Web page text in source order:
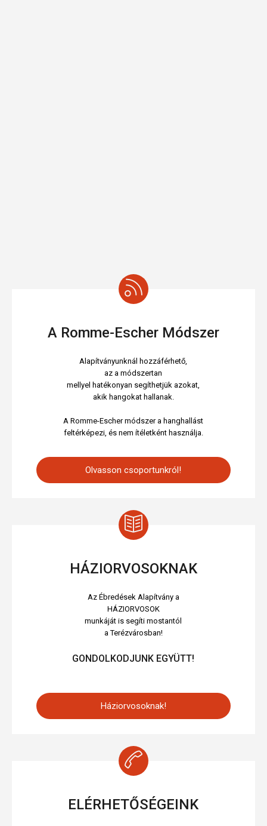
A Romme-Escher Módszer
Alapítványunknál hozzáférhető,
az a módszertan
mellyel hatékonyan segíthetjük azokat,
akik hangokat hallanak.
A Romme-Escher módszer a hanghallást
feltérképezi, és nem ítéletként használja.
Olvasson csoportunkról!
HÁZIORVOSOKNAK
Az Ébredések Alapítvány a
HÁZIORVOSOK
munkáját is segíti mostantól
a Terézvárosban!
GONDOLKODJUNK EGYÜTT!
Háziorvosoknak!
ELÉRHETŐSÉGEINK